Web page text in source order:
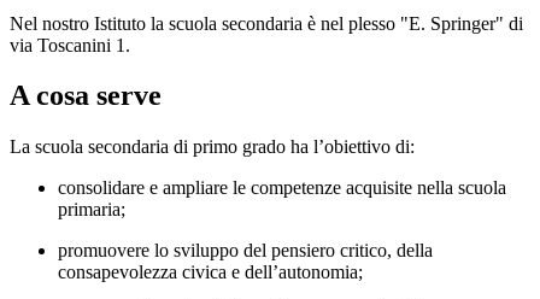
Nel nostro Istituto la scuola secondaria è nel plesso "E. Springer" di
via Toscanini 1.
A cosa serve
La scuola secondaria di primo grado ha l’obiettivo di:
consolidare e ampliare le competenze acquisite nella scuola
primaria;
promuovere lo sviluppo del pensiero critico, della
consapevolezza civica e dell’autonomia;